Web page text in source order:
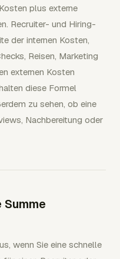
plus externe
Recruiter- und Hiring-
der internen Kosten,
Reisen, Marketing
externen Kosten
diese Formel
zu sehen, ob eine
Nachbereitung oder
Summe
wenn Sie eine schnelle